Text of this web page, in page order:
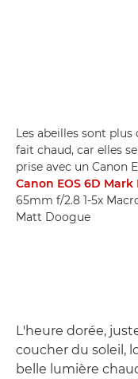
Les abeilles sont
fait chaud, car elles
prise avec un Canon
Canon EOS 6D Mark
65mm f/2.8 1-5x
Matt Doogue
L'heure dorée,
coucher du soleil,
belle lumière